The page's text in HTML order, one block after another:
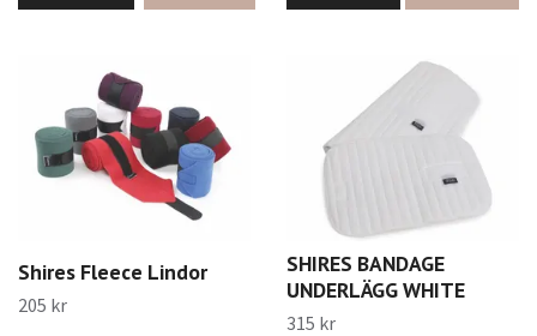
Shires Fleece Lindor
205 kr
SHIRES BANDAGE
UNDERLÄGG WHITE
315 kr